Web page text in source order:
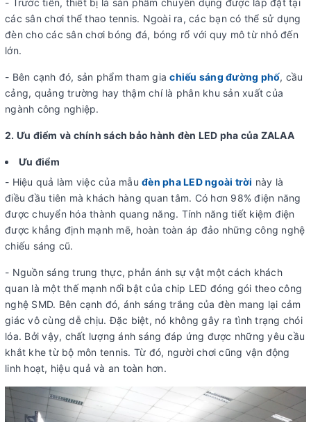
- Trước tiên, thiết bị là sản phẩm chuyên dụng được lắp đặt tại
các sân chơi thể thao tennis. Ngoài ra, các bạn có thể sử dụng
đèn cho các sân chơi bóng đá, bóng rổ với quy mô từ nhỏ đến
lớn.
- Bên cạnh đó, sản phẩm tham giachiếu sáng đường phố, cầu
cảng, quảng trường hay thậm chí là phân khu sản xuất của
ngành công nghiệp.
2. Ưu điểm và chính sách bảo hành đèn LED pha của ZALAA
Ưu điểm
- Hiệu quả làm việc của mẫu đèn pha LED ngoài trời này là
điều đầu tiên mà khách hàng quan tâm. Có hơn 98% điện năng
được chuyển hóa thành quang năng. Tính năng tiết kiệm điện
được khẳng định mạnh mẽ, hoàn toàn áp đảo những công nghệ
chiếu sáng cũ.
- Nguồn sáng trung thực, phản ánh sự vật một cách khách
quan là một thế mạnh nổi bật của chip LED đóng gói theo công
nghệ SMD. Bên cạnh đó, ánh sáng trắng của đèn mang lại cảm
giác vô cùng dễ chịu. Đặc biệt, nó không gây ra tình trạng chói
lóa. Bởi vậy, chất lượng ánh sáng đáp ứng được những yêu cầu
khắt khe từ bộ môn tennis. Từ đó, người chơi cũng vận động
linh hoạt, hiệu quả và an toàn hơn.